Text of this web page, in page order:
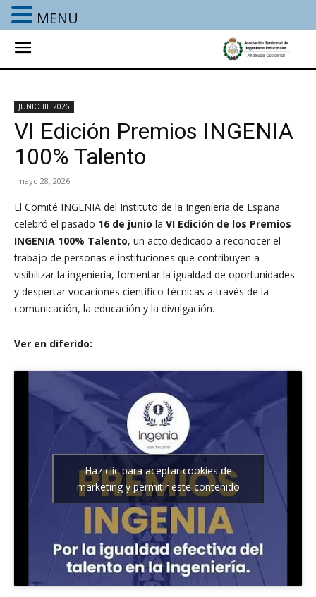
JUNIO IIE 2026
VI Edición Premios INGENIA
100% Talento
mayo 28, 2026
El Comité INGENIA del Instituto de la Ingeniería de España
celebró el pasado 16 de junio la VI Edición de los Premios
INGENIA 100% Talento, un acto dedicado a reconocer el
trabajo de personas e instituciones que contribuyen a
visibilizar la ingeniería, fomentar la igualdad de oportunidades
y despertar vocaciones científico-técnicas a través de la
comunicación, la educación y la divulgación.
Ver en diferido:
Haz clic para aceptar cookies de
marketing y permitir este contenido
MENU